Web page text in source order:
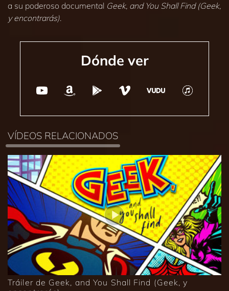
a su poderoso documental Geek, and You Shall Find (Geek,
y encontrarás).
Dónde ver
VÍDEOS RELACIONADOS
Tráiler de Geek, and You Shall Find (Geek, y